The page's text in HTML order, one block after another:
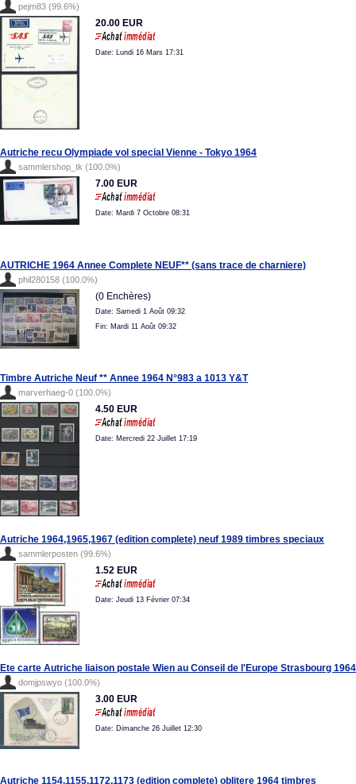
pejm83 (99.6%)
20.00 EUR
Date: Lundi 16 Mars 17:31
Autriche recu Olympiade vol special Vienne - Tokyo 1964
sammlershop_tk (100.0%)
7.00 EUR
Date: Mardi 7 Octobre 08:31
AUTRICHE 1964 Annee Complete NEUF** (sans trace de charniere)
phil280158 (100.0%)
(0 Enchères)
Date: Samedi 1 Août 09:32
Fin: Mardi 11 Août 09:32
Timbre Autriche Neuf ** Annee 1964 N°983 a 1013 Y&T
marverhaeg-0 (100.0%)
4.50 EUR
Date: Mercredi 22 Juillet 17:19
Autriche 1964,1965,1967 (edition complete) neuf 1989 timbres speciaux
sammlerposten (99.6%)
1.52 EUR
Date: Jeudi 13 Février 07:34
Ete carte Autriche liaison postale Wien au Conseil de l'Europe Strasbourg 1964
domjpswyo (100.0%)
3.00 EUR
Date: Dimanche 26 Juillet 12:30
Autriche 1154,1155,1172,1173 (edition complete) oblitere 1964 timbres